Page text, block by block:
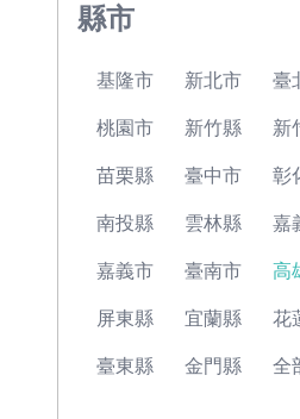
縣市
基隆市 新北市 臺
桃園市 新竹縣 新
苗栗縣 臺中市 彰
南投縣 雲林縣 嘉
嘉義市 臺南市 高
屏東縣 宜蘭縣 花
臺東縣 金門縣 全